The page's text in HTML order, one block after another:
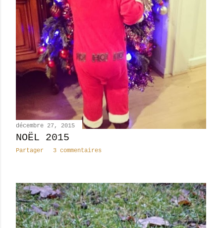
décembre 27, 2015
NOËL 2015
Partager 3 commentaires